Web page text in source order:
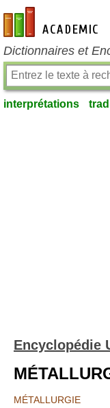
fr-academic.com
Dictionnaires et
interprétations
Encyclopédie
MÉTALLURGIE